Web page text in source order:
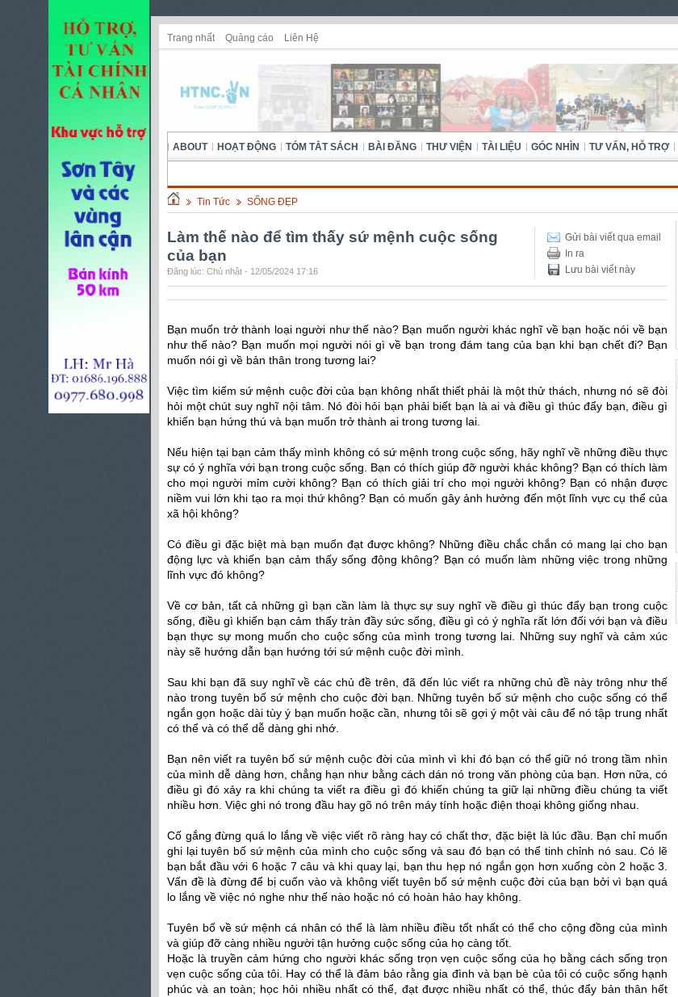
Trang nhất Quảng cáo Liên Hệ
ABOUT HOẠT ĐỘNG TÓM TẮT SÁCH BÀI ĐĂNG THƯ VIỆN TÀI LIỆU GÓC NHÌN TƯ VẤN, HỖ TRỢ
Tin Tức SỐNG ĐẸP
Gửi bài viết qua email
In ra
Lưu bài viết này
Làm thế nào để tìm thấy sứ mệnh cuộc sống
của bạn
Đăng lúc: Chủ nhật - 12/05/2024 17:16
Bạn muốn trở thành loại người như thế nào? Bạn muốn người khác nghĩ về bạn hoặc nói về bạn
như thế nào? Bạn muốn mọi người nói gì về bạn trong đám tang của bạn khi bạn chết đi? Bạn
muốn nói gì về bản thân trong tương lai?
Việc tìm kiếm sứ mệnh cuộc đời của bạn không nhất thiết phải là một thử thách, nhưng nó sẽ đòi
hỏi một chút suy nghĩ nội tâm. Nó đòi hỏi bạn phải biết bạn là ai và điều gì thúc đẩy bạn, điều gì
khiến bạn hứng thú và bạn muốn trở thành ai trong tương lai.
Nếu hiện tại bạn cảm thấy mình không có sứ mệnh trong cuộc sống, hãy nghĩ về những điều thực
sự có ý nghĩa với bạn trong cuộc sống. Bạn có thích giúp đỡ người khác không? Bạn có thích làm
cho mọi người mỉm cười không? Bạn có thích giải trí cho mọi người không? Bạn có nhận được
niềm vui lớn khi tạo ra mọi thứ không? Bạn có muốn gây ảnh hưởng đến một lĩnh vực cụ thể của
xã hội không?
Có điều gì đặc biệt mà bạn muốn đạt được không? Những điều chắc chắn có mang lại cho bạn
động lực và khiến bạn cảm thấy sống động không? Bạn có muốn làm những việc trong những
lĩnh vực đó không?
Về cơ bản, tất cả những gì bạn cần làm là thực sự suy nghĩ về điều gì thúc đẩy bạn trong cuộc
sống, điều gì khiến bạn cảm thấy tràn đầy sức sống, điều gì có ý nghĩa rất lớn đối với bạn và điều
bạn thực sự mong muốn cho cuộc sống của mình trong tương lai. Những suy nghĩ và cảm xúc
này sẽ hướng dẫn bạn hướng tới sứ mệnh cuộc đời mình.
Sau khi bạn đã suy nghĩ về các chủ đề trên, đã đến lúc viết ra những chủ đề này trông như thế
nào trong tuyên bố sứ mệnh cho cuộc đời bạn. Những tuyên bố sứ mệnh cho cuộc sống có thể
ngắn gọn hoặc dài tùy ý bạn muốn hoặc cần, nhưng tôi sẽ gợi ý một vài câu để nó tập trung nhất
có thể và có thể dễ dàng ghi nhớ.
Bạn nên viết ra tuyên bố sứ mệnh cuộc đời của mình vì khi đó bạn có thể giữ nó trong tầm nhìn
của mình dễ dàng hơn, chẳng hạn như bằng cách dán nó trong văn phòng của bạn. Hơn nữa, có
điều gì đó xảy ra khi chúng ta viết ra điều gì đó khiến chúng ta giữ lại những điều chúng ta viết
nhiều hơn. Việc ghi nó trong đầu hay gõ nó trên máy tính hoặc điện thoại không giống nhau.
Cố gắng đừng quá lo lắng về việc viết rõ ràng hay có chất thơ, đặc biệt là lúc đầu. Bạn chỉ muốn
ghi lại tuyên bố sứ mệnh của mình cho cuộc sống và sau đó bạn có thể tinh chỉnh nó sau. Có lẽ
bạn bắt đầu với 6 hoặc 7 câu và khi quay lại, bạn thu hẹp nó ngắn gọn hơn xuống còn 2 hoặc 3.
Vấn đề là đừng để bị cuốn vào và không viết tuyên bố sứ mệnh cuộc đời của bạn bởi vì bạn quá
lo lắng về việc nó nghe như thế nào hoặc nó có hoàn hảo hay không.
Tuyên bố về sứ mệnh cá nhân có thể là làm nhiều điều tốt nhất có thể cho cộng đồng của mình
và giúp đỡ càng nhiều người tận hưởng cuộc sống của họ càng tốt.
Hoặc là truyền cảm hứng cho người khác sống trọn vẹn cuộc sống của họ bằng cách sống trọn
vẹn cuộc sống của tôi. Hay có thể là đảm bảo rằng gia đình và bạn bè của tôi có cuộc sống hạnh
phúc và an toàn; học hỏi nhiều nhất có thể, đạt được nhiều nhất có thể, thúc đẩy bản thân hết